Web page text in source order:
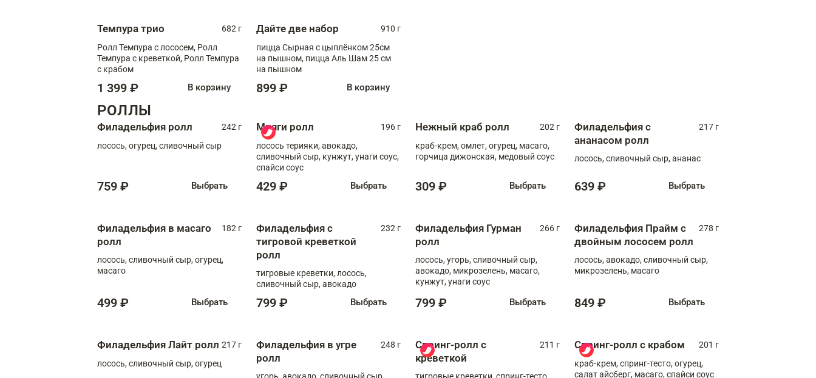
Темпура трио
682 г
Ролл Темпура с лососем, Ролл
Темпура с креветкой, Ролл Темпура
с крабом
1 399 ₽ В корзину
Дайте две набор
910 г
пицца Сырная с цыплёнком 25см
на пышном, пицца Аль Шам 25 см
на пышном
899 ₽ В корзину
РОЛЛЫ
Филадельфия ролл
242 г
лосось, огурец, сливочный сыр
759 ₽ Выбрать
Мияги ролл
196 г
лосось терияки, авокадо,
сливочный сыр, кунжут, унаги соус,
спайси соус
429 ₽ Выбрать
Нежный краб ролл
202 г
краб-крем, омлет, огурец, масаго,
горчица дижонская, медовый соус
309 ₽ Выбрать
Филадельфия с
ананасом ролл
217 г
лосось, сливочный сыр, ананас
639 ₽ Выбрать
Филадельфия в масаго
ролл
182 г
лосось, сливочный сыр, огурец,
масаго
499 ₽ Выбрать
Филадельфия с
тигровой креветкой
ролл
232 г
тигровые креветки, лосось,
сливочный сыр, авокадо
799 ₽ Выбрать
Филадельфия Гурман
ролл
266 г
лосось, угорь, сливочный сыр,
авокадо, микрозелень, масаго,
кунжут, унаги соус
799 ₽ Выбрать
Филадельфия Прайм с
двойным лососем ролл
278 г
лосось, авокадо, сливочный сыр,
микрозелень, масаго
849 ₽ Выбрать
Филадельфия Лайт ролл 217 г
лосось, сливочный сыр, огурец
Филадельфия в угре
ролл
248 г
Спринг-ролл с
креветкой
211 г Спринг-ролл с крабом
201 г
краб-крем, спринг-тесто, огурец,
салат айсберг, масаго, спайси соус